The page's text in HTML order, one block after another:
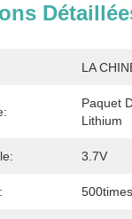
LA
Paquet
Lithium
3.7V
500times